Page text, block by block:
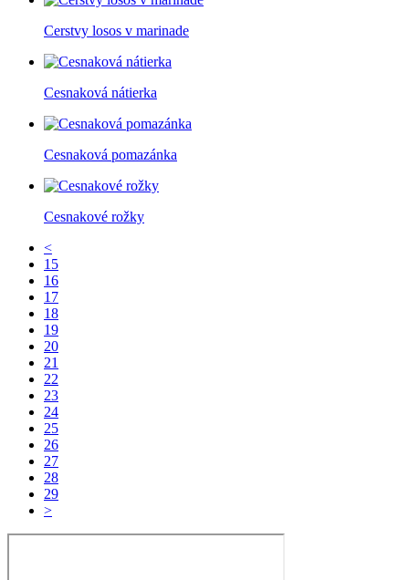
Cerstvy losos v marinade
Cesnaková nátierka
Cesnaková pomazánka
Cesnakové rožky
<
15
16
17
18
19
20
21
22
23
24
25
26
27
28
29
>